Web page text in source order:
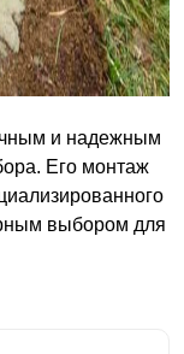
и надежным
Его монтаж
выбором для